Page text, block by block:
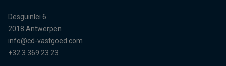
Desguinlei 6
2018 Antwerpen
info@cd-vastgoed.com
+32 3 369 23 23